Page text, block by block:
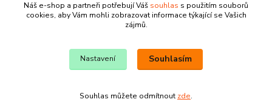
info@rybarkrepelkova.cz
© Copyright Jana Křepelková 2023
Náš e-shop a partneři potřebují Váš souhlas s použitím souborů
cookies, aby Vám mohli zobrazovat informace týkající se Vašich
zájmů.
Nastavení Souhlasím
Souhlas můžete odmítnout zde.